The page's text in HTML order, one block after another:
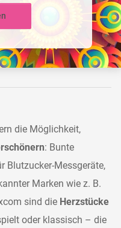
die Möglichkeit,
: Bunte
Blutzucker-Messgeräte,
Marken wie z. B.
sind die Herzstücke
oder klassisch – die